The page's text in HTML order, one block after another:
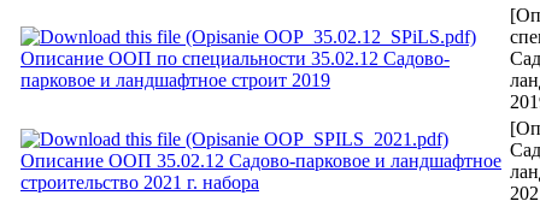
Описание ООП по специальности 35.02.12 Садово-
парковое и ландшафтное строит 2019
Описание ООП 35.02.12 Садово-парковое и ландшафтное
строительство 2021 г. набора